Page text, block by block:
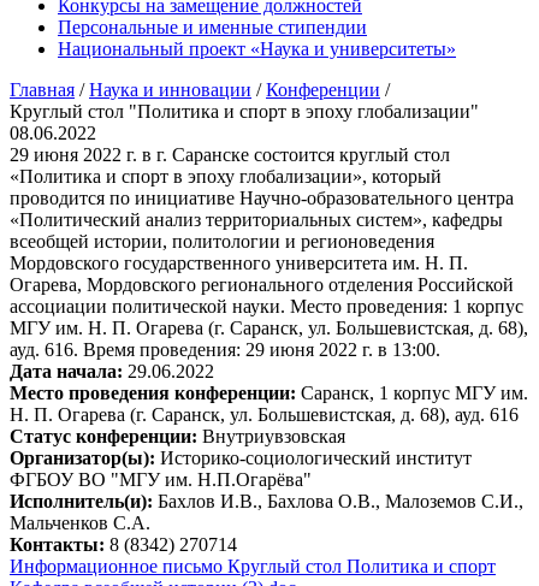
Конкурсы на замещение должностей
Персональные и именные стипендии
Национальный проект «Наука и университеты»
Главная /Наука и инновации /Конференции /
Круглый стол "Политика и спорт в эпоху глобализации"
08.06.2022
29 июня 2022 г. в г. Саранске состоится круглый стол
«Политика и спорт в эпоху глобализации», который
проводится по инициативе Научно-образовательного центра
«Политический анализ территориальных систем», кафедры
всеобщей истории, политологии и регионоведения
Мордовского государственного университета им. Н. П.
Огарева, Мордовского регионального отделения Российской
ассоциации политической науки. Место проведения: 1 корпус
МГУ им. Н. П. Огарева (г. Саранск, ул. Большевистская, д. 68),
ауд. 616. Время проведения: 29 июня 2022 г. в 13:00.
Дата начала: 29.06.2022
Место проведения конференции: Саранск, 1 корпус МГУ им.
Н. П. Огарева (г. Саранск, ул. Большевистская, д. 68), ауд. 616
Статус конференции: Внутриувзовская
Организатор(ы): Историко-социологический институт
ФГБОУ ВО "МГУ им. Н.П.Огарёва"
Исполнитель(и): Бахлов И.В., Бахлова О.В., Малоземов С.И.,
Мальченков С.А.
Контакты: 8 (8342) 270714
Информационное письмо Круглый стол Политика и спорт